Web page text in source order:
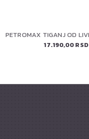
17.190,00 RSD